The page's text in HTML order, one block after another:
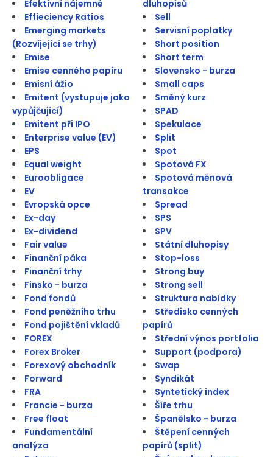
Efektivní nájemné
Effieciency Ratios
Emerging markets
(Rozvíjející se trhy)
Emise
Emise cenného papíru
Emisní ážio
Emitent (vystupuje jako
vypůjčující)
Emitent při IPO
Enterprise value (EV)
EPS
Equal weight
Euroobligace
EV
Evropská opce
Ex-day
Ex-dividend
Fair value
Finanční páka
Finanční trhy
Finsko - burza
Fond fondů
Fond peněžního trhu
Fond pojištění vkladů
FOREX
Forex Broker
Forexový obchodník
Forward
FRA
Francie - burza
Free float
Fundamentální
analýza
dluhopisů
Sell
Servisní poplatky
Short position
Short term
Slovensko - burza
Small caps
Směný kurz
SPAD
Spekulace
Split
Spot
Spotová FX
Spotová měnová
transakce
Spread
SPS
SPV
Státní dluhopisy
Stop-loss
Strong buy
Strong sell
Struktura nabídky
Středisko cenných
papírů
Střední výnos portfolia
Support (podpora)
Swap
Syndikát
Syntetický index
Šíře trhu
Španělsko - burza
Štěpení cenných
papírů (split)